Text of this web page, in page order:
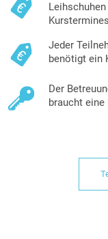
Jeder
benötigt ein
Der
braucht